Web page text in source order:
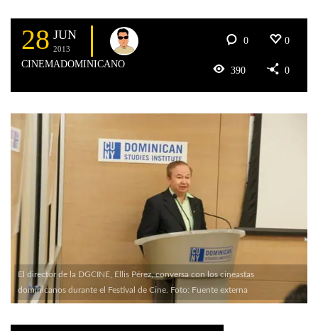
28 JUN
2013
CINEMADOMINICANO
0 0
390 0
El director de la DGCINE, Ellis Pérez, conversa con los cineastas
dominicanos durante el Festival de Cine. Foto: Fuente externa